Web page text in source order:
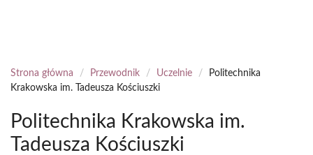
Strona główna / Przewodnik / Uczelnie /
Politechnika
Krakowska im. Tadeusza Kościuszki
Politechnika Krakowska im.
Tadeusza Kościuszki